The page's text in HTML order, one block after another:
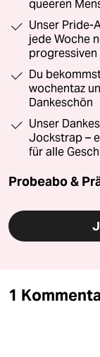
queeren
Unser Pride-
jede Woche
progressiven
Du
wochentaz
Dankeschön
Unser
Jockstrap –
für alle
Probeabo &
1